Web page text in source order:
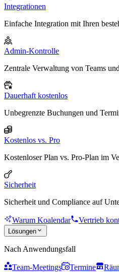
Integrationen
Einfache Integration mit Ihren
Admin-Kontrolle
Zentrale Verwaltung von Teams
Dauerhaft kostenlos
Unbegrenzte Buchungen und
Kostenlos vs. Pro
Kostenloser Plan vs. Pro-Plan im
Sicherheit
Sicherheit und Compliance auf
Warum Koalendar Vertrieb
Lösungen
Nach Anwendungsfall
Team-Meetings Termine